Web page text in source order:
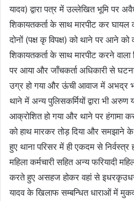
यादव) द्वारा पत्र में उल्लेखित भूमि पर
शिकायतकर्ता के साथ मारपीट कर घायल
दोनों (पक्ष कृ विपक्ष) को थाने पर आने
शिकायतकर्ता के साथ मारपीट करने
पर आया और जाँचकर्ता अधिकारी से
उग्र हो गया और ऊंची आवाज में अभद्र
थाने में अन्य पुलिसकर्मियों द्वारा भी
आक्रोशित हो गया और थाने पर हंगामा
को हाथ मारकर तोड़ दिया और समझाने
हुए थाना परिसर में ही एकदम से
महिला कर्मचारी सहित अन्य फरियादी
करते हुए असहज होकर वहां से
यादव के खिलाफ सम्बन्धित धाराओं में